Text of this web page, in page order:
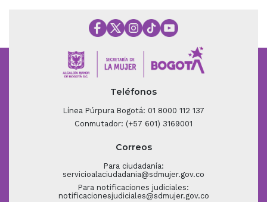
Teléfonos
Línea Púrpura Bogotá: 01 8000 112 137
Conmutador: (+57 601) 3169001
Correos
Para ciudadanía:
servicioalaciudadania@sdmujer.gov.co
Para notificaciones judiciales:
notificacionesjudiciales@sdmujer.gov.co